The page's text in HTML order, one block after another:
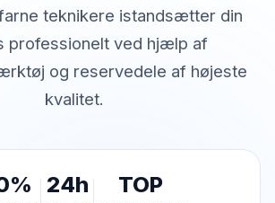
teknikere istandsætter din
professionelt ved hjælp af
og reservedele af højeste
kvalitet.
24h TOP